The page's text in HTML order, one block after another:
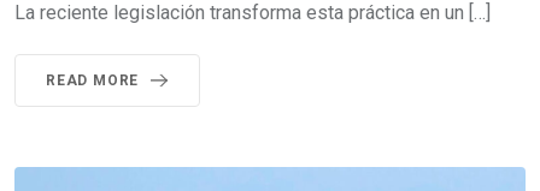
La reciente legislación transforma esta práctica en un […]
READ MORE